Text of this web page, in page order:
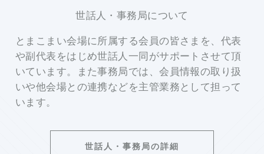
世話人・事務局について
とまこまい会場に所属する会員の皆さまを、代表
や副代表をはじめ世話人一同がサポートさせて頂
いています。また事務局では、会員情報の取り扱
いや他会場との連携などを主管業務として担って
います。
世話人・事務局の詳細